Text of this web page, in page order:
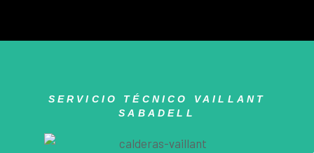
SERVICIO TÉCNICO VAILLANT
SABADELL